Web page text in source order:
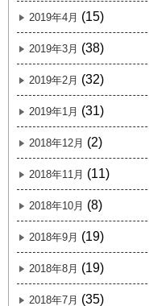
2019年4月 (15)
2019年3月 (38)
2019年2月 (32)
2019年1月 (31)
2018年12月 (2)
2018年11月 (11)
2018年10月 (8)
2018年9月 (19)
2018年8月 (19)
2018年7月 (35)